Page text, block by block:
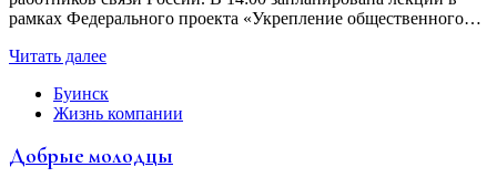
рамках Федерального проекта «Укрепление общественного…
Читать далее
Буинск
Жизнь компании
Добрые молодцы